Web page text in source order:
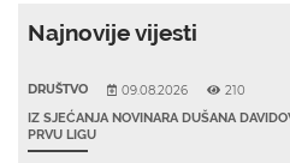
Najnovije vijesti
DRUŠTVO 09.08.2026 210
IZ SJEĆANJA NOVINARA DUŠANA
PRVU LIGU